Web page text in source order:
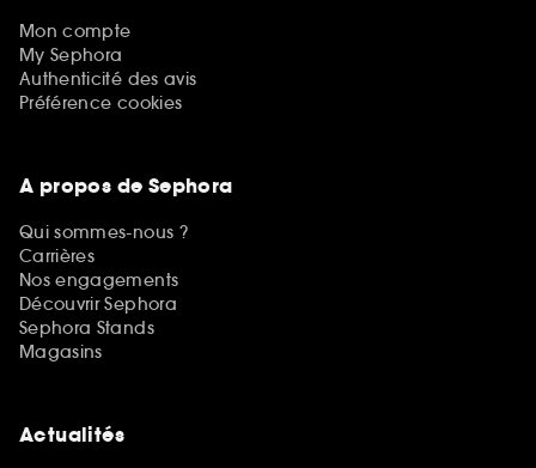
Mon compte
My Sephora
Authenticité des avis
Préférence cookies
A propos de Sephora
Qui sommes-nous ?
Carrières
Nos engagements
Découvrir Sephora
Sephora Stands
Magasins
Actualités